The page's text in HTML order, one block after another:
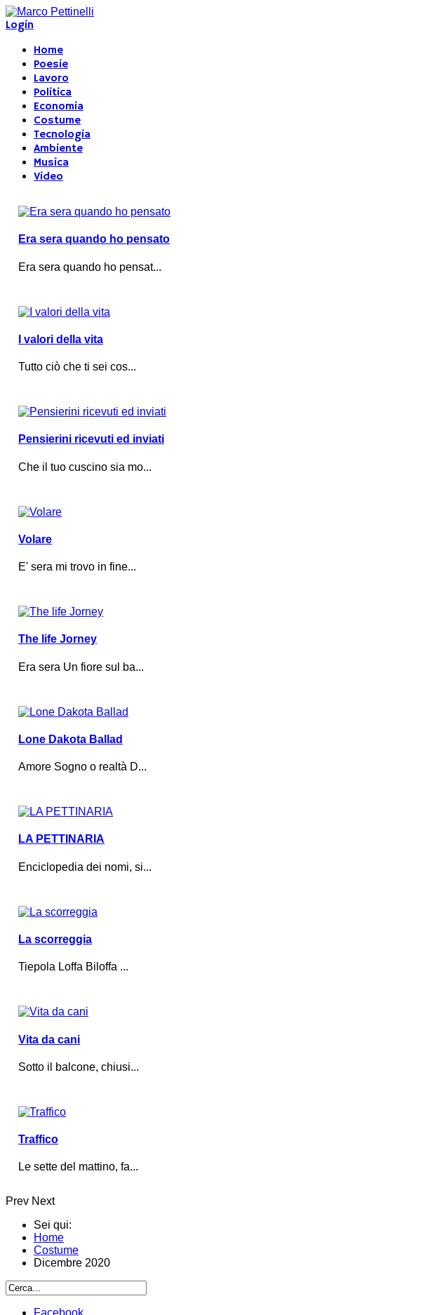
Login
Home
Poesie
Lavoro
Politica
Economia
Costume
Tecnologia
Ambiente
Musica
Video
Era sera quando ho pensato
Era sera quando ho pensat...
I valori della vita
Tutto ciò che ti sei cos...
Pensierini ricevuti ed inviati
Che il tuo cuscino sia mo...
Volare
E' sera mi trovo in fine...
The life Jorney
Era sera Un fiore sul ba...
Lone Dakota Ballad
Amore Sogno o realtà D...
LA PETTINARIA
Enciclopedia dei nomi, si...
La scorreggia
Tiepola Loffa Biloffa ...
Vita da cani
Sotto il balcone, chiusi...
Traffico
Le sette del mattino, fa...
Prev Next
Sei qui:
Home
Costume
Dicembre 2020